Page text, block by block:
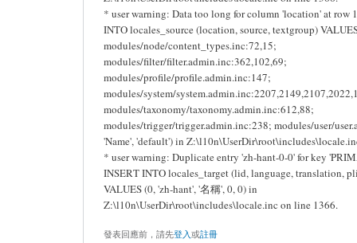
* user warning: Data too long for column 'location' at row
INTO locales_source (location, source, textgroup)
modules/node/content_types.inc:72,15;
modules/filter/filter.admin.inc:362,102,69;
modules/profile/profile.admin.inc:147;
modules/system/
modules/taxonomy/taxonomy.admin.inc:612,88;
modules/trigger/trigger.admin.inc:238; modules/user/
'Name', 'default') in
* user warning: Duplicate entry 'zh-hant-0-0' for key
INSERT INTO locales_target (lid, language, translation,
VALUES (0, 'zh-hant', '名稱', 0, 0) in
Z:\l10n\UserDir\root\includes\locale.inc on line 1366.
發表回應前，請先登入或註冊